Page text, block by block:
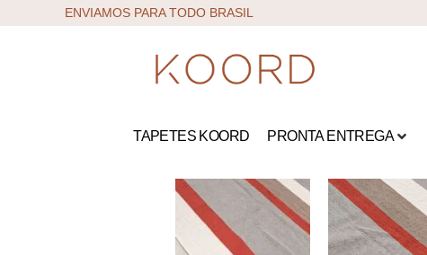
ENVIAMOS PARA TODO BRASIL
TAPETES KOORD PRONTA ENTREGA